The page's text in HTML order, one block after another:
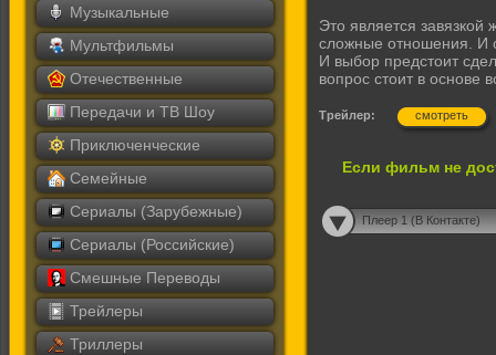
Музыкальные
Мультфильмы
Отечественные
Передачи и ТВ Шоу
Приключенческие
Семейные
Сериалы (Зарубежные)
Сериалы (Российские)
Смешные Переводы
Трейлеры
Триллеры
Это является
сложные отношения. И
И выбор предстоит
вопрос стоит в основе
Трейлер: смотреть
Если фильм не
Плеер 1 (В Контакте)